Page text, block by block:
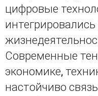
цифровые
Современные
экономике,
настойчиво